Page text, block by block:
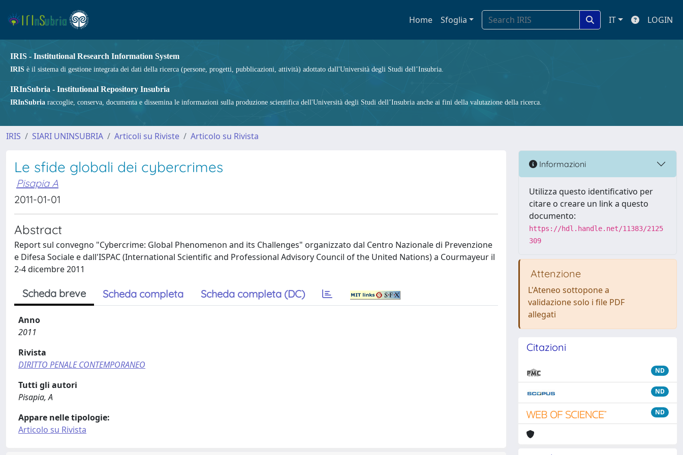
Home Sfoglia IT LOGIN
IRIS - Institutional Research Information System
IRIS è il sistema di gestione integrata dei dati della ricerca (persone, progetti, pubblicazioni, attività) adottato dall'Università degli Studi dell’Insubria.
IRInSubria - Institutional Repository Insubria
IRInSubria raccoglie, conserva, documenta e dissemina le informazioni sulla produzione scientifica dell'Università degli Studi dell’Insubria anche ai fini della valutazione della ricerca.
IRIS SIARI UNINSUBRIA Articoli su Riviste Articolo su Rivista
Le sfide globali dei cybercrimes
Pisapia A
2011-01-01
Abstract
Report sul convegno "Cybercrime: Global Phenomenon and its Challenges" organizzato dal Centro Nazionale di Prevenzione
e Difesa Sociale e dall'ISPAC (International Scientific and Professional Advisory Council of the United Nations) a Courmayeur il
2-4 dicembre 2011
Scheda breve Scheda completa Scheda completa (DC)
Anno
2011
Rivista
DIRITTO PENALE CONTEMPORANEO
Tutti gli autori
Pisapia, A
Appare nelle tipologie:
Articolo su Rivista
Informazioni
Utilizza questo identificativo per
citare o creare un link a questo
documento:
https://hdl.handle.net/11383/2125
309
Attenzione
L'Ateneo sottopone a
validazione solo i file PDF
allegati
Citazioni
ND
ND
ND